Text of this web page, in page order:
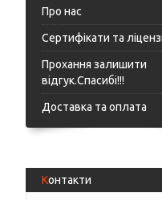
Про нас
Сертифікати та
Прохання залишити
відгук.Спасибі!!!
Доставка та оплата
Контакти